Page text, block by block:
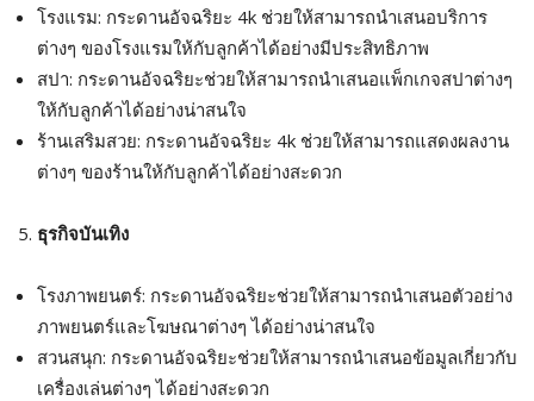
โรงแรม: กระดานอัจฉริยะ 4k ช่วยให้สามารถนำเสนอบริการ
ต่างๆ ของโรงแรมให้กับลูกค้าได้อย่างมีประสิทธิภาพ
สปา: กระดานอัจฉริยะช่วยให้สามารถนำเสนอแพ็กเกจสปาต่างๆ
ให้กับลูกค้าได้อย่างน่าสนใจ
ร้านเสริมสวย: กระดานอัจฉริยะ 4k ช่วยให้สามารถแสดงผลงาน
ต่างๆ ของร้านให้กับลูกค้าได้อย่างสะดวก
ธุรกิจบันเทิง
โรงภาพยนตร์: กระดานอัจฉริยะช่วยให้สามารถนำเสนอตัวอย่าง
ภาพยนตร์และโฆษณาต่างๆ ได้อย่างน่าสนใจ
สวนสนุก: กระดานอัจฉริยะช่วยให้สามารถนำเสนอข้อมูลเกี่ยวกับ
เครื่องเล่นต่างๆ ได้อย่างสะดวก